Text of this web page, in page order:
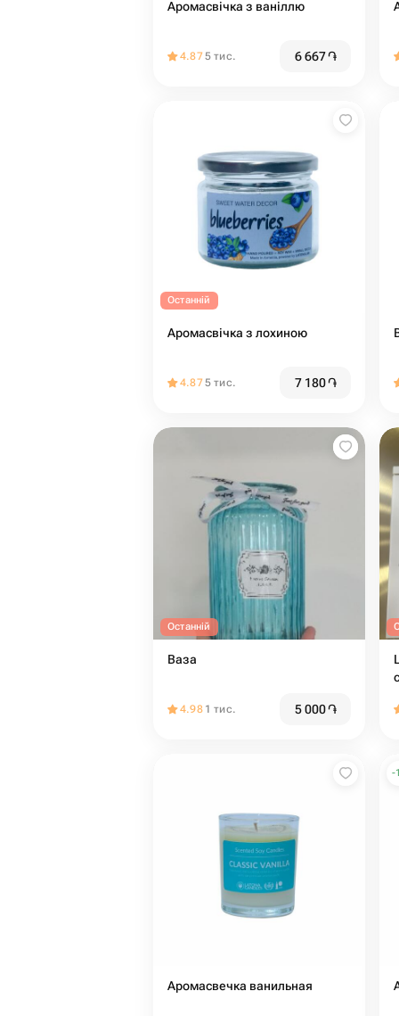
Аромасвічка з ваніллю
4.875 тис. 6 667֏
Останній
Аромасвічка з лохиною
4.875 тис. 7 180֏
Останній
Ваза
4.98 1 тис. 5 000֏
Аромасвечка ванильная
-